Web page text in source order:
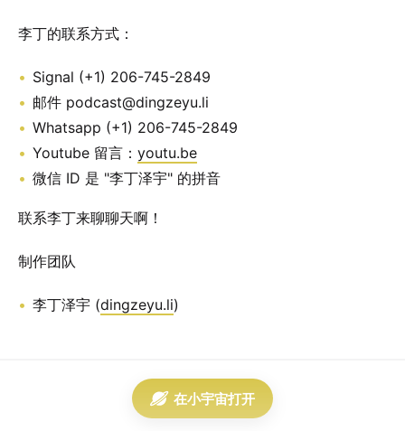
李丁的联系方式：
Signal (+1) 206-745-2849
邮件 podcast@dingzeyu.li
Whatsapp (+1) 206-745-2849
Youtube 留言： youtu.be
微信 ID 是 "李丁泽宇" 的拼音
联系李丁来聊聊天啊！
制作团队
李丁泽宇 (dingzeyu.li)
在小宇宙打开